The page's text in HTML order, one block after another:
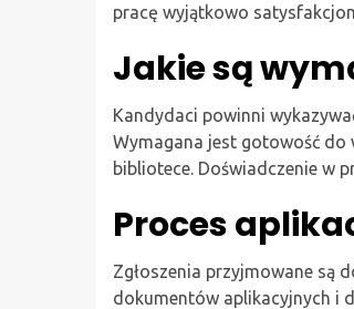
pracę wyjątkowo
Jakie są
Kandydaci powinni
Wymagana jest gotowość
bibliotece. Doświadczenie w
Proces
Zgłoszenia przyjmowane są
dokumentów aplikacyjnych i